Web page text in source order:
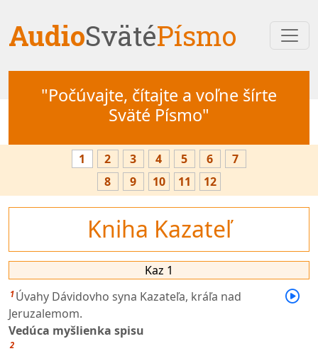
AudioSvätéPísmo
"Počúvajte, čítajte a voľne šírte
Sväté Písmo"
1 2 3 4 5 6
7
8
9 10 11 12
Kniha Kazateľ
Kaz 1
1 Úvahy Dávidovho syna Kazateľa, kráľa nad
Jeruzalemom.
Vedúca myšlienka spisu
2